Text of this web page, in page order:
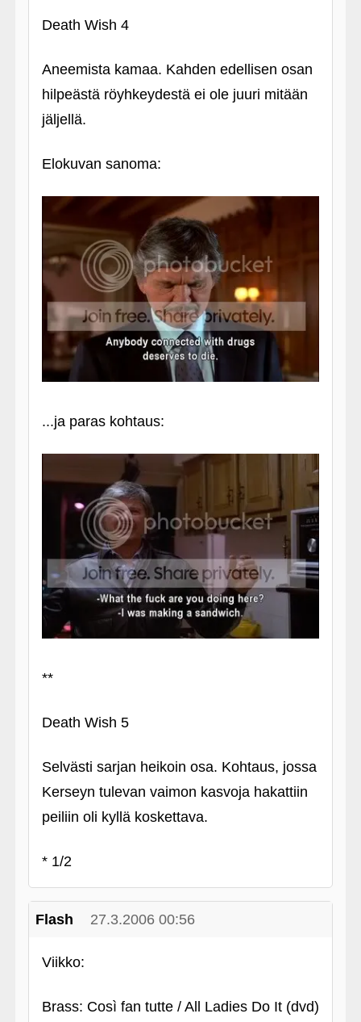
Death Wish 4
Aneemista kamaa. Kahden edellisen osan
hilpeästä röyhkeydestä ei ole juuri mitään
jäljellä.
Elokuvan sanoma:
...ja paras kohtaus:
**
Death Wish 5
Selvästi sarjan heikoin osa. Kohtaus, jossa
Kerseyn tulevan vaimon kasvoja hakattiin
peiliin oli kyllä koskettava.
* 1/2
Flash 27.3.2006 00:56
Viikko:
Brass: Così fan tutte / All Ladies Do It (dvd)